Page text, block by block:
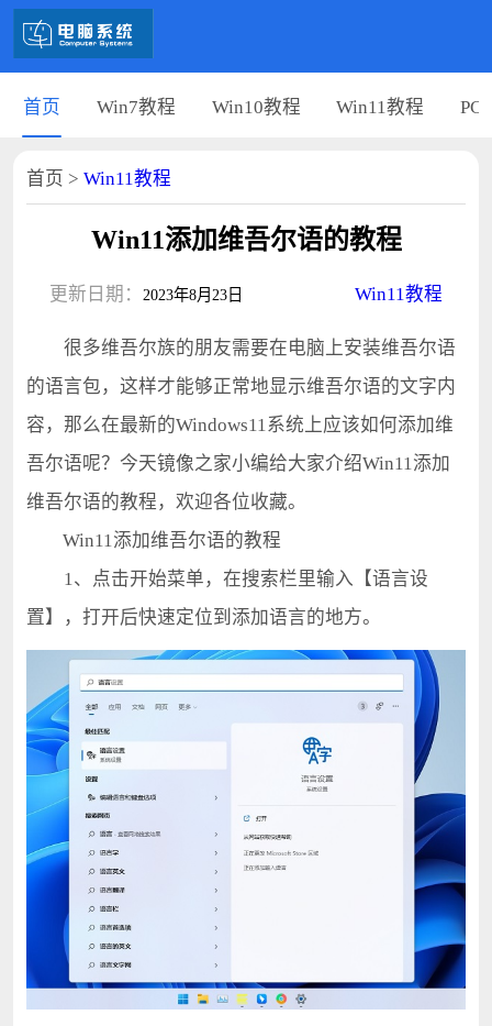
首页 Win7教程 Win10教程 Win11教程 PC
首页 > Win11教程
Win11添加维吾尔语的教程
更新日期： 2023年8月23日 Win11教程
很多维吾尔族的朋友需要在电脑上安装维吾尔语
的语言包，这样才能够正常地显示维吾尔语的文字内
容，那么在最新的Windows11系统上应该如何添加维
吾尔语呢？今天镜像之家小编给大家介绍Win11添加
维吾尔语的教程，欢迎各位收藏。
Win11添加维吾尔语的教程
1、点击开始菜单，在搜索栏里输入【语言设
置】，打开后快速定位到添加语言的地方。